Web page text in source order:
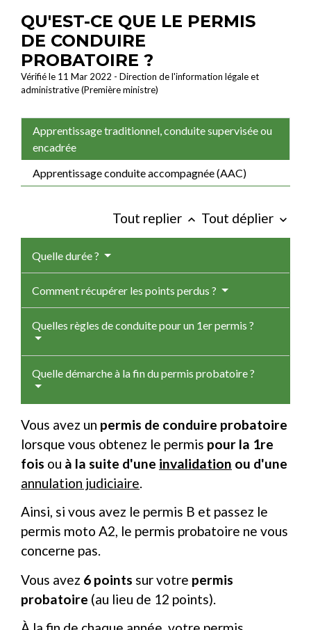
QU'EST-CE QUE LE PERMIS
DE CONDUIRE
PROBATOIRE ?
Vérifié le 11 Mar 2022 - Direction de l'information légale et
administrative (Première ministre)
Apprentissage traditionnel, conduite supervisée ou
encadrée
Apprentissage conduite accompagnée (AAC)
Tout replier keyboard_arrow_up Tout déplier keyboard_arrow_down
Quelle durée ?
Comment récupérer les points perdus ?
Quelles règles de conduite pour un 1er permis ?
Quelle démarche à la fin du permis probatoire ?
Vous avez un permis de conduire probatoire
lorsque vous obtenez le permis pour la 1re
fois ou à la suite d'une invalidation ou d'une
annulation judiciaire.
Ainsi, si vous avez le permis B et passez le
permis moto A2, le permis probatoire ne vous
concerne pas.
Vous avez 6 points sur votre permis
probatoire (au lieu de 12 points).